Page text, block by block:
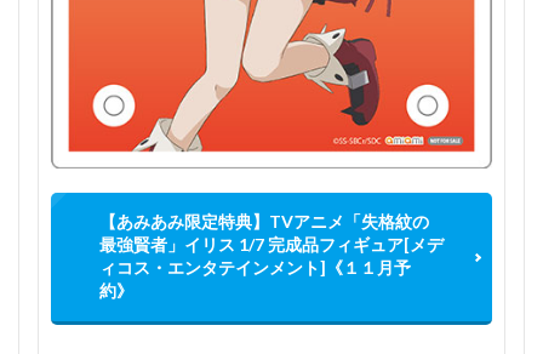
【あみあみ限定特典】TVアニメ「失格紋の
最強賢者」イリス 1/7 完成品フィギュア[メデ
ィコス・エンタテインメント]《１１月予
約》